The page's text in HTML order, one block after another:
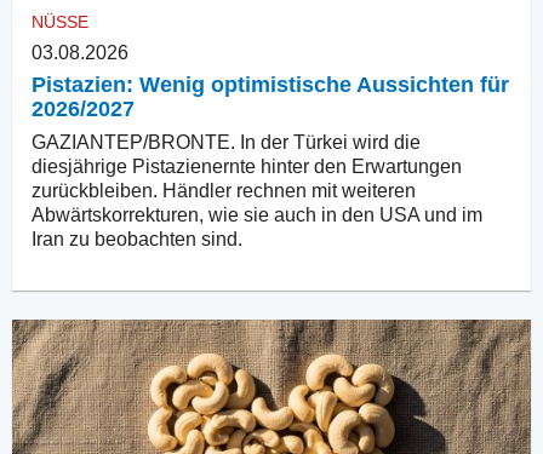
NÜSSE
03.08.2026
Pistazien: Wenig optimistische Aussichten für
2026/2027
GAZIANTEP/BRONTE. In der Türkei wird die
diesjährige Pistazienernte hinter den Erwartungen
zurückbleiben. Händler rechnen mit weiteren
Abwärtskorrekturen, wie sie auch in den USA und im
Iran zu beobachten sind.